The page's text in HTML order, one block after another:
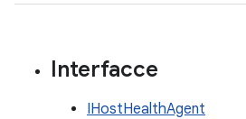
Interfacce
IHostHealthAgent